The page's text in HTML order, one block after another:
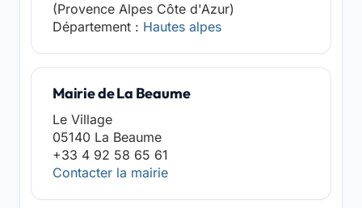
(Provence Alpes Côte d'Azur)
Département : Hautes alpes
Mairie de La Beaume
Le Village
05140 La Beaume
+33 4 92 58 65 61
Contacter la mairie